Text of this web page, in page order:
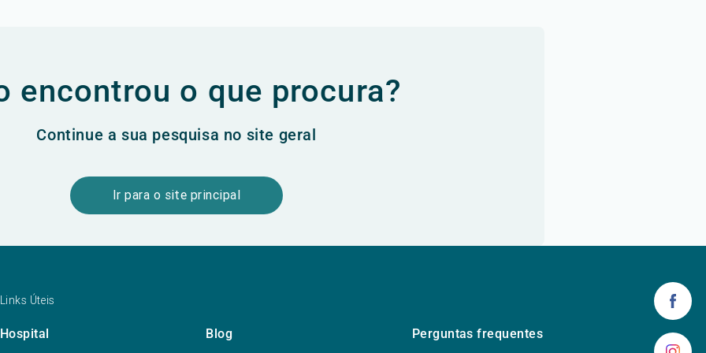
encontrou o que procura?
Continue a sua pesquisa no site geral
Ir para o site principal
Links Úteis
Hospital Blog Perguntas frequentes